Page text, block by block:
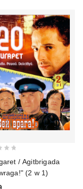
/ Agitbrigada
(2 w 1)